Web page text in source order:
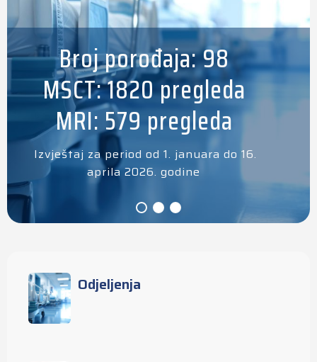
Broj porođaja: 98
MSCT: 1820 pregleda
MRI: 579 pregleda
Izvještaj za period od 1. januara do 16.
aprila 2026. godine
Odjeljenja